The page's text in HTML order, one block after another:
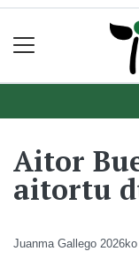
Aitor
aitortu
Juanma Gallego